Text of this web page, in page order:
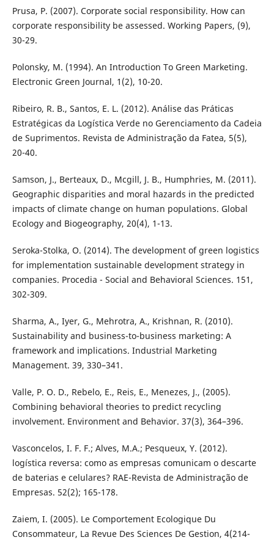
Prusa, P. (2007). Corporate social responsibility. How can
corporate responsibility be assessed. Working Papers, (9),
30-29.
Polonsky, M. (1994). An Introduction To Green Marketing.
Electronic Green Journal, 1(2), 10-20.
Ribeiro, R. B., Santos, E. L. (2012). Análise das Práticas
Estratégicas da Logística Verde no Gerenciamento da Cadeia
de Suprimentos. Revista de Administração da Fatea, 5(5),
20-40.
Samson, J., Berteaux, D., Mcgill, J. B., Humphries, M. (2011).
Geographic disparities and moral hazards in the predicted
impacts of climate change on human populations. Global
Ecology and Biogeography, 20(4), 1-13.
Seroka-Stolka, O. (2014). The development of green logistics
for implementation sustainable development strategy in
companies. Procedia - Social and Behavioral Sciences. 151,
302-309.
Sharma, A., Iyer, G., Mehrotra, A., Krishnan, R. (2010).
Sustainability and business-to-business marketing: A
framework and implications. Industrial Marketing
Management. 39, 330–341.
Valle, P. O. D., Rebelo, E., Reis, E., Menezes, J., (2005).
Combining behavioral theories to predict recycling
involvement. Environment and Behavior. 37(3), 364–396.
Vasconcelos, I. F. F.; Alves, M.A.; Pesqueux, Y. (2012).
logística reversa: como as empresas comunicam o descarte
de baterias e celulares? RAE-Revista de Administração de
Empresas. 52(2); 165-178.
Zaiem, I. (2005). Le Comportement Ecologique Du
Consommateur, La Revue Des Sciences De Gestion, 4(214-